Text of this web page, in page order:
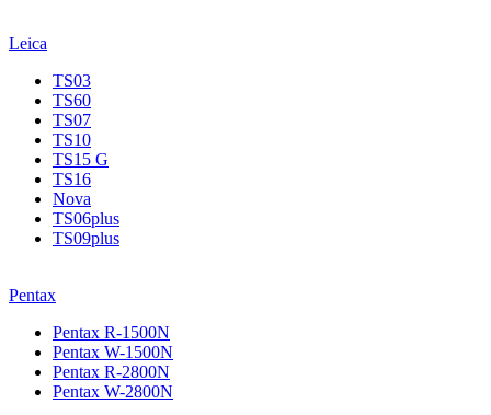
Leica
TS03
TS60
TS07
TS10
TS15 G
TS16
Nova
TS06plus
TS09plus
Pentax
Pentax R-1500N
Pentax W-1500N
Pentax R-2800N
Pentax W-2800N